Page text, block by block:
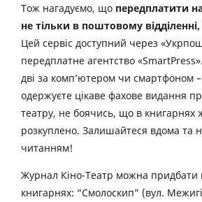
Тож нагадуємо, що передплатити
не тільки в поштовому
Цей сервіс доступний через
передплатне агентство
дві за комп’ютером чи смартфоном
одержуєте цікаве фахове видання
театру, не боячись, що в книгарнях
розкуплено. Залишайтеся вдома та
читанням!
Журнал Кіно-Театр можна придбати
книгарнях: “Смолоскип” (вул.